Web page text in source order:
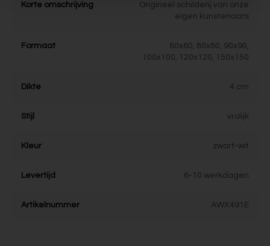
Korte omschrijving
Origineel schilderij van onze
eigen kunstenaars
Formaat
60x60, 80x80, 90x90,
100x100, 120x120, 150x150
Dikte 4 cm
Stijl vrolijk
Kleur zwart-wit
Levertijd 6-10 werkdagen
Artikelnummer AWX491E